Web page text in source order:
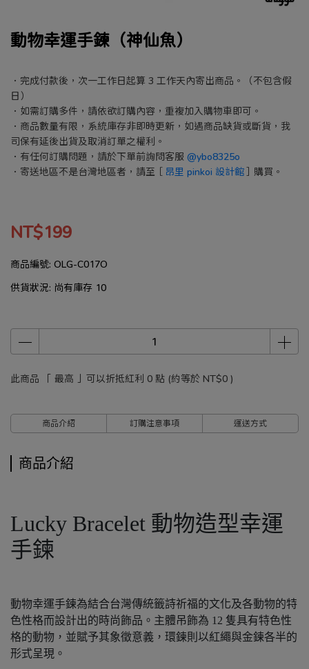
動物幸運手鍊（神仙魚）
．完成付款後，次一工作日起算 3 工作天內寄出商品。（不包含假
日）
．如需訂購多件，請依欲訂購內容，重複加入購物車即可。
．商品數量有限，系統庫存非即時更新，如遇商品缺貨或斷貨，我
司保有延後出貨及取消訂單之權利。
．有任何訂購問題，請於下單前詢問客服 @ybo8325o
．寄送地區不是台灣地區者，請至［ 昂里 pinkoi 設計館］購買。
NT$199
商品編號: OLG-C017O
供貨狀況: 尚有庫存 10
此商品 「 最高 」可以折抵紅利 0 點 (約等於 NT$0 )
商品介紹 訂購注意事項 運送方式
商品介紹
Lucky Bracelet 動物造型幸運
手鍊
動物幸運手鍊為結合台灣傳統籤詩祈福的文化及各動物的特
色性格而設計出的時尚飾品。主體吊飾為 12 隻具有特色性
格的動物，並賦予其象徵意義，環鍊則以紅繩與金鍊各半的
形式呈現。